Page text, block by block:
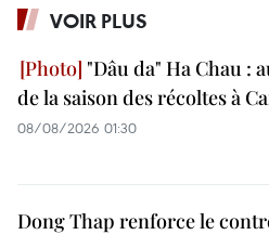
VOIR PLUS
"Dâu da" Ha Chau :
de la saison des récoltes à
08/08/2026 01:30
Dong Thap renforce le